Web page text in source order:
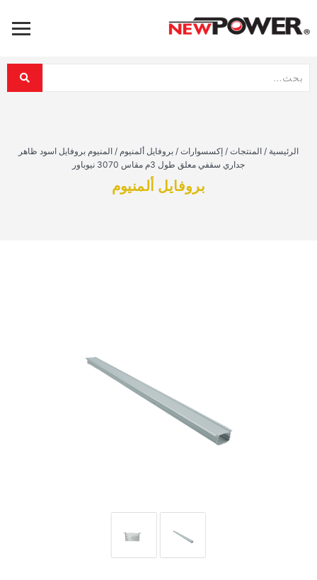
الرئيسية / المنتجات / إكسسوارات / بروفايل ألمنيوم / المنيوم بروفايل اسود ظاهر
جداري سقفي معلق طول 3م مقاس 3070 نيوباور
بروفايل ألمنيوم